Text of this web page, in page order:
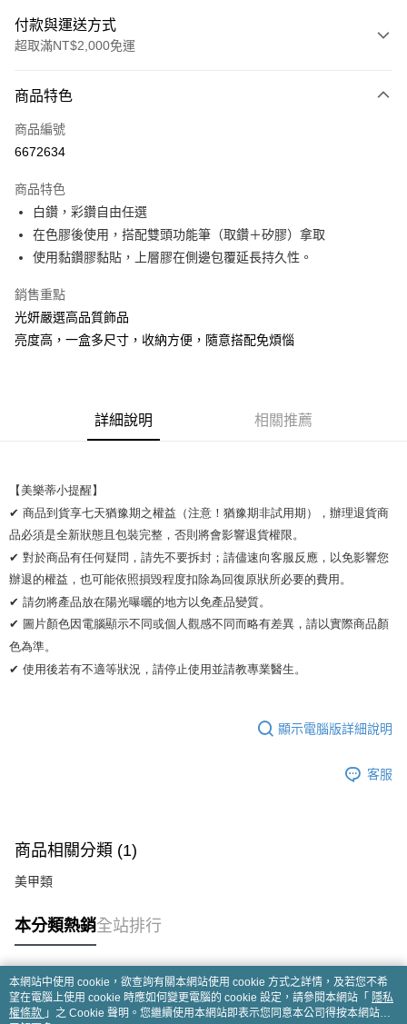
付款與運送方式
超取滿NT$2,000免運
信用卡一次付款
超商取貨付款
悠遊付
ATM付款
運送方式
全家取貨付款
每筆NT$65，滿NT$2,000(含以上)免運費
商品特色
商品編號
6672634
商品特色
白鑽，彩鑽自由任選
在色膠後使用，搭配雙頭功能筆（取鑽＋矽膠）拿取
使用黏鑽膠黏貼，上層膠在側邊包覆延長持久性。
銷售重點
光妍嚴選高品質飾品
亮度高，一盒多尺寸，收納方便，隨意搭配免煩惱
詳細說明 相關推薦
【美樂蒂小提醒】
✔ 商品到貨享七天猶豫期之權益（注意！猶豫期非試用期），辦理退貨商
品必須是全新狀態且包裝完整，否則將會影響退貨權限。
✔ 對於商品有任何疑問，請先不要拆封；請儘速向客服反應，以免影響您
辦退的權益，也可能依照損毀程度扣除為回復原狀所必要的費用。
✔ 請勿將產品放在陽光曝曬的地方以免產品變質。
✔ 圖片顏色因電腦顯示不同或個人觀感不同而略有差異，請以實際商品顏
色為準。
✔ 使用後若有不適等狀況，請停止使用並請教專業醫生。
顯示電腦版詳細說明
客服
商品相關分類 (1)
美甲類
本分類熱銷全站排行
熱門標籤
本網站中使用 cookie，欲查詢有關本網站使用 cookie 方式之詳情，及若您不希
望在電腦上使用 cookie 時應如何變更電腦的 cookie 設定，請參閱本網站「 隱私
權條款 」之 Cookie 聲明。您繼續使用本網站即表示您同意本公司得按本網站使